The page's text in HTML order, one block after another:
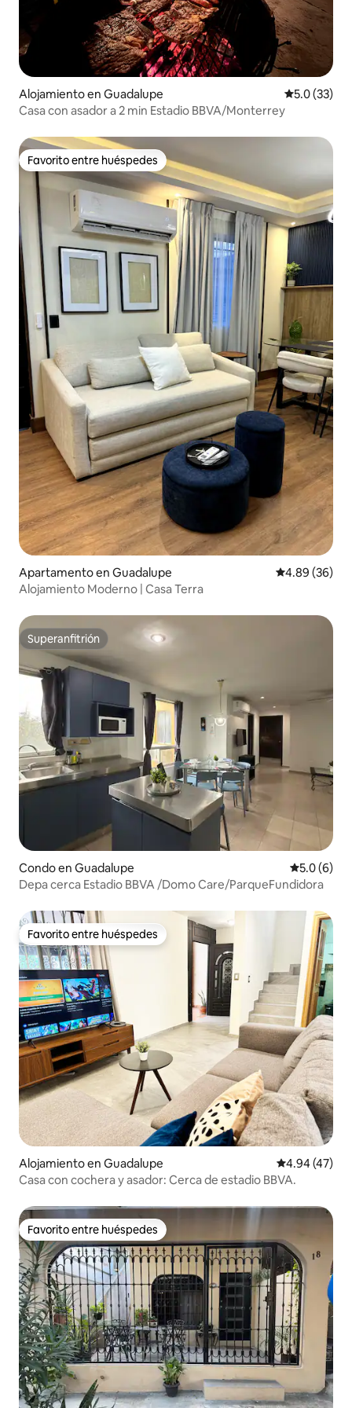
Alojamiento en Guadalupe Calificación
5.0 (33)
Casa con asador a 2 min Estadio BBVA/Monterrey
Favorito entre huéspedes
Favorito entre huéspedes
Apartamento en Guadalupe Calificación
4.89 (36)
Alojamiento Moderno | Casa Terra
Superanfitrión
Superanfitrión
Condo en Guadalupe
5.0 (6)
Depa cerca Estadio BBVA /Domo Care/ParqueFundidora
Favorito entre huéspedes
Favorito entre huéspedes
Alojamiento en Guadalupe Calificación
4.94 (47)
Casa con cochera y asador: Cerca de estadio BBVA.
Favorito entre huéspedes
Favorito entre huéspedes